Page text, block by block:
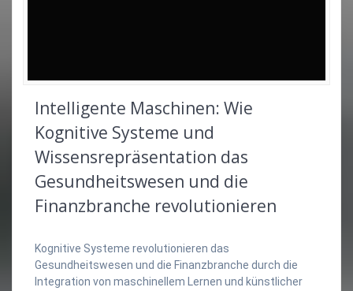
Intelligente Maschinen: Wie
Kognitive Systeme und
Wissensrepräsentation das
Gesundheitswesen und die
Finanzbranche revolutionieren
Kognitive Systeme revolutionieren das
Gesundheitswesen und die Finanzbranche durch die
Integration von maschinellem Lernen und künstlicher